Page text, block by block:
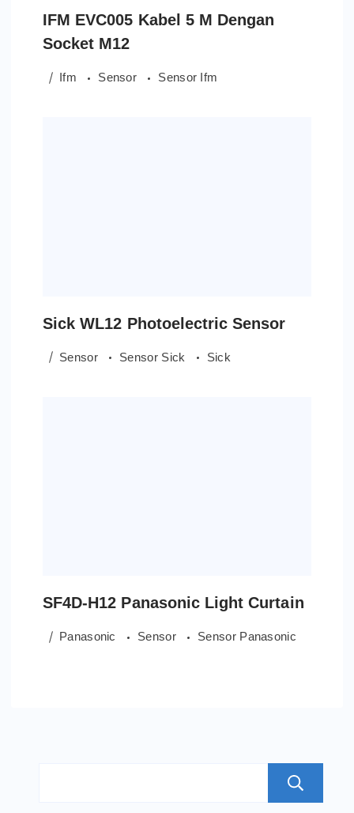
IFM EVC005 Kabel 5 M Dengan
Socket M12
Ifm Sensor Sensor Ifm
Sick WL12 Photoelectric Sensor
Sensor Sensor Sick Sick
SF4D-H12 Panasonic Light Curtain
Panasonic Sensor Sensor Panasonic